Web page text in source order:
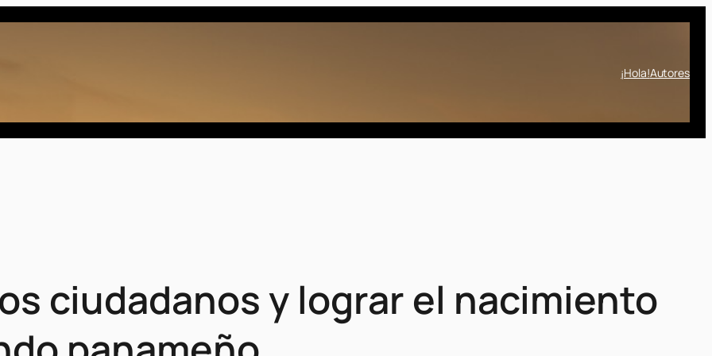
¡Hola!Autores
ciudadanos y lograr el nacimiento